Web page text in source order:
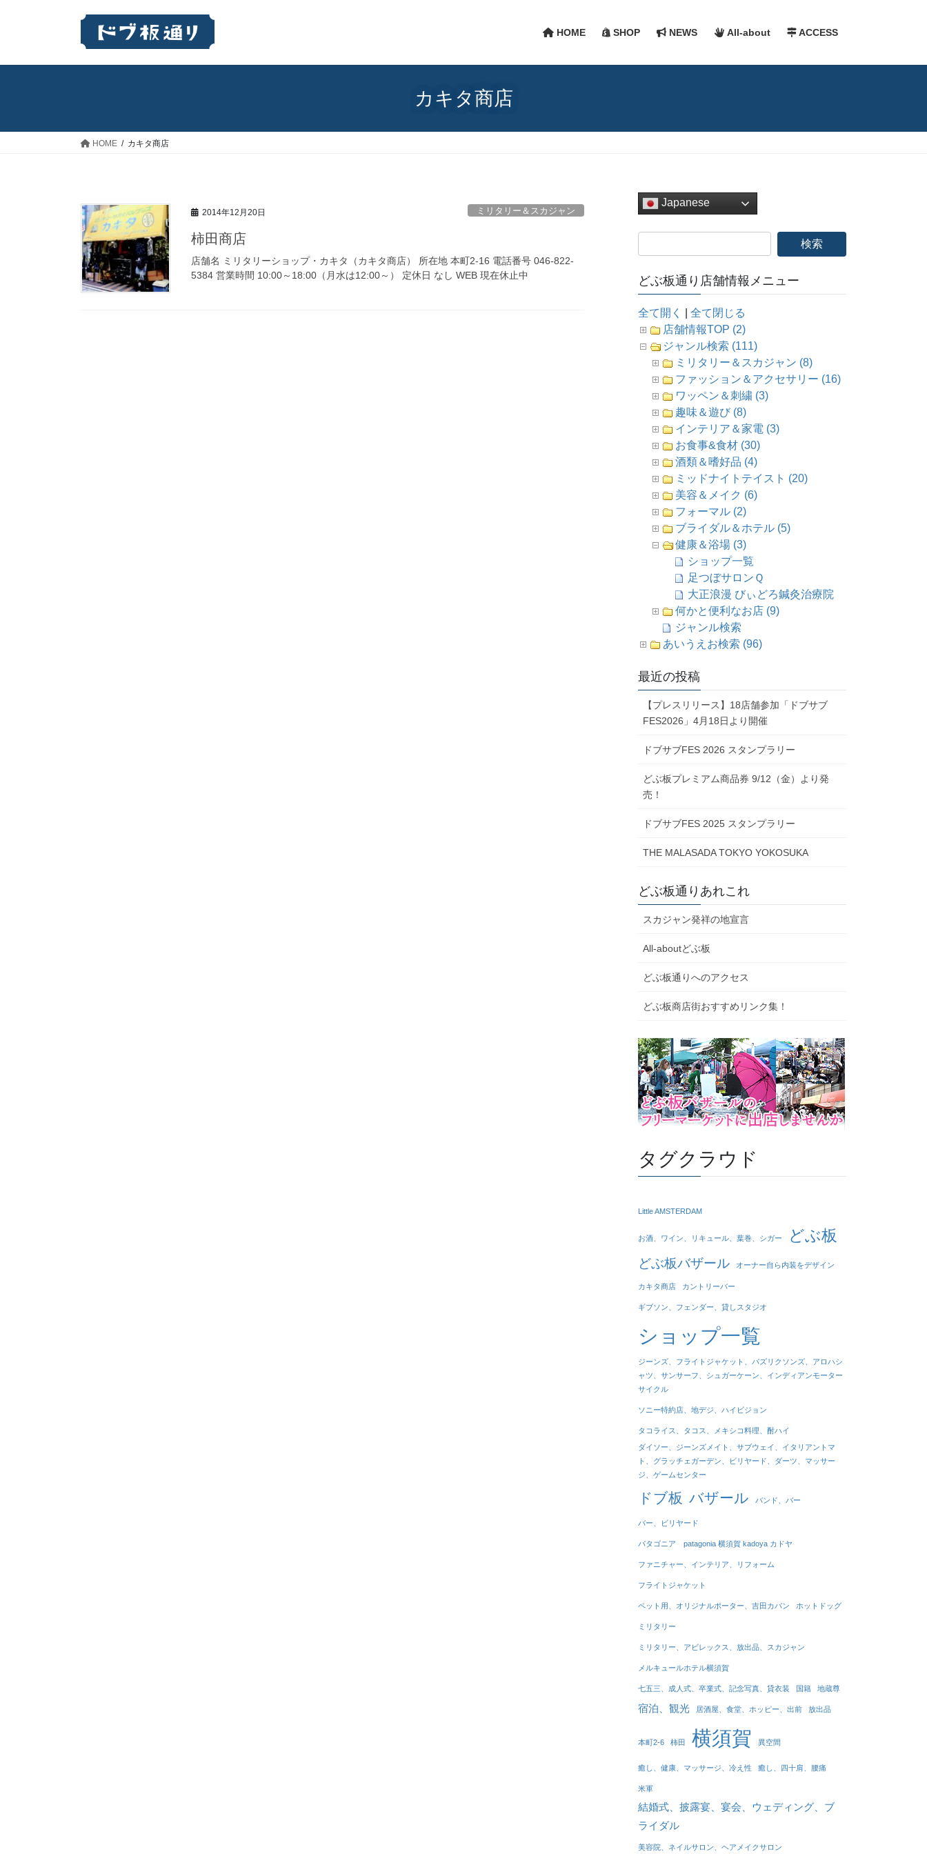
HOME SHOP NEWS All-about ACCESS
カキタ商店
HOME カキタ商店
2014年12月20日 ミリタリー＆スカジャン
柿田商店
店舗名 ミリタリーショップ・カキタ（カキタ商店） 所在地 本町2-16 電話番号 046-822-
5384 営業時間 10:00～18:00（月水は12:00～） 定休日 なし WEB 現在休止中
Japanese
どぶ板通り店舗情報メニュー
全て開く |全て閉じる
店舗情報TOP (2)
ジャンル検索 (111)
ミリタリー＆スカジャン (8)
ファッション＆アクセサリー (16)
ワッペン＆刺繍 (3)
趣味＆遊び (8)
インテリア＆家電 (3)
お食事&食材 (30)
酒類＆嗜好品 (4)
ミッドナイトテイスト (20)
美容＆メイク (6)
フォーマル (2)
ブライダル＆ホテル (5)
健康＆浴場 (3)
ショップ一覧
足つぼサロンＱ
大正浪漫 びぃどろ鍼灸治療院
何かと便利なお店 (9)
ジャンル検索
あいうえお検索 (96)
最近の投稿
【プレスリリース】18店舗参加「ドブサブ
FES2026」4月18日より開催
ドブサブFES 2026 スタンプラリー
どぶ板プレミアム商品券 9/12（金）より発
売！
ドブサブFES 2025 スタンプラリー
THE MALASADA TOKYO YOKOSUKA
どぶ板通りあれこれ
スカジャン発祥の地宣言
All-aboutどぶ板
どぶ板通りへのアクセス
どぶ板商店街おすすめリンク集！
タグクラウド
Little AMSTERDAM
お酒、ワイン、リキュール、葉巻、シガー どぶ板
どぶ板バザール オーナー自ら内装をデザイン
カキタ商店 カントリーバー
ギブソン、フェンダー、貸しスタジオ
ショップ一覧
ジーンズ、フライトジャケット、パズリクソンズ、アロハシ
ャツ、サンサーフ、シュガーケーン、インディアンモーター
サイクル
ソニー特約店、地デジ、ハイビジョン
タコライス、タコス、メキシコ料理、酎ハイ
ダイソー、ジーンズメイト、サブウェイ、イタリアントマ
ト、グラッチェガーデン、ビリヤード、ダーツ、マッサー
ジ、ゲームセンター
ドブ板 バザール バンド、バー
バー、ビリヤード
パタゴニア patagonia 横須賀 kadoya カドヤ
ファニチャー、インテリア、リフォーム
フライトジャケット
ペット用、オリジナルポーター、吉田カバン ホットドッグ
ミリタリー
ミリタリー、アビレックス、放出品、スカジャン
メルキュールホテル横須賀
七五三、成人式、卒業式、記念写真、貸衣装 国籍 地蔵尊
宿泊、観光 居酒屋、食堂、ホッピー、出前 放出品
本町2-6 柿田 横須賀 異空間
癒し、健康、マッサージ、冷え性 癒し、四十肩、腰痛
米軍
結婚式、披露宴、宴会、ウェディング、ブ
ライダル
美容院、ネイルサロン、ヘアメイクサロン